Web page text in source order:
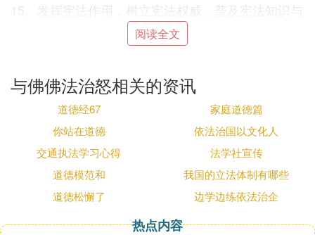
15、发挥宪法作用，树立宪法权威，普及宪法知识与
价值，让宪法权威深入民心，人民才有法的保障，国
展；为商者依法，商机无限；为友者依法，高朋满
17、知法分清荣辱，学法明辨是非，用法处理纷争，
懂法不会吃亏。手法从我做起，护法人人有责，宣法
社会更美。
18、普法的核心在于普宪，依宪治国，发挥宪法作
用，树立宪法权威，塑造宪法信仰。宪法作为最重要
之法律，一定要铭刻在公民的内心里！
阅读全文
与佛佛法治怒相关的资讯
道德经67
家庭道德篇
你站在道德
依法治国以文化人
交通执法学习心得
法学社宣传
道德模范和
我国的立法体制有哪些
道德松懈了
边学边练依法治企
热点内容